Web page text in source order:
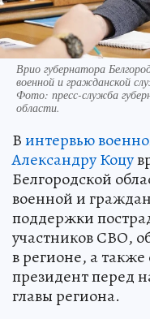
Врио губернатора
военной и гражданской
Фото: пресс-служба
области.
Винтервью
Александру Коцу
Белгородской
военной и
поддержки
участников СВО,
в регионе, а также
президент перед
главы региона.